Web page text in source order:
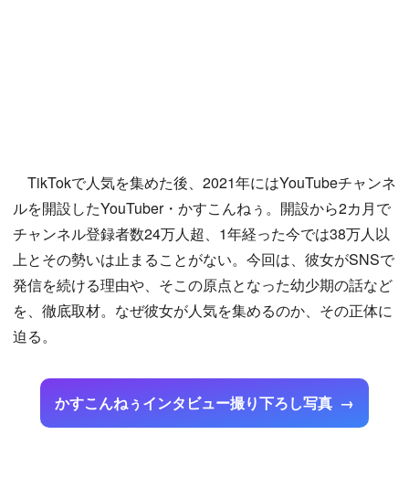
TikTokで人気を集めた後、2021年にはYouTubeチャンネ
ルを開設したYouTuber・かすこんねぅ。開設から2カ月で
チャンネル登録者数24万人超、1年経った今では38万人以
上とその勢いは止まることがない。今回は、彼女がSNSで
発信を続ける理由や、そこの原点となった幼少期の話など
を、徹底取材。なぜ彼女が人気を集めるのか、その正体に
迫る。
かすこんねぅインタビュー撮り下ろし写真